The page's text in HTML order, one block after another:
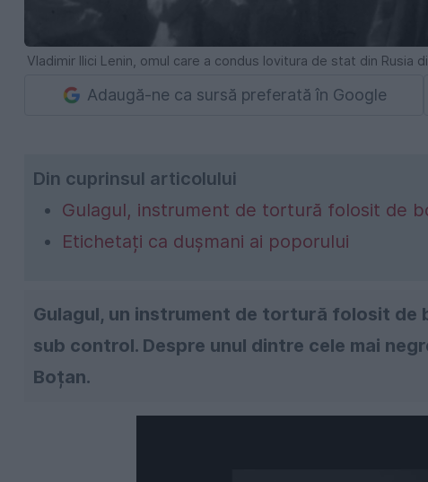
Vladimir Ilici Lenin, omul care a condus lovitura de stat din Rusia
Adaugă-ne ca sursă preferată în Google
Din cuprinsul articolului
Gulagul, instrument de tortură folosit de
Etichetați ca dușmani ai poporului
Gulagul, un instrument de tortură folosit
sub control. Despre unul dintre cele mai
Boțan.